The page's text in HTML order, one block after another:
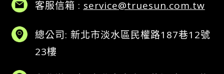
客服信箱 : service@truesun.com.tw
總公司: 新北市淡水區民權路187巷12號
23樓